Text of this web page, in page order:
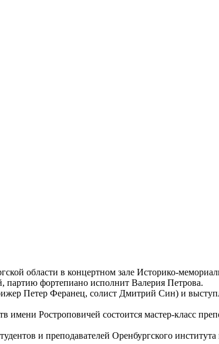
области в концертном зале Историко-
фортепиано исполнит Валерия Петрова.
Петер Феранец, солист Дмитрий Син) и
имени Ростроповичей состоится мастер-класс
и преподавателей Оренбургского